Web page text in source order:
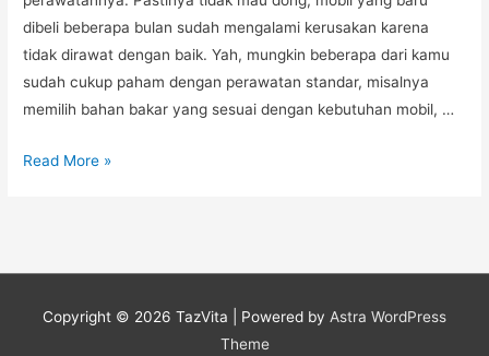
dibeli beberapa bulan sudah mengalami kerusakan karena
tidak dirawat dengan baik. Yah, mungkin beberapa dari kamu
sudah cukup paham dengan perawatan standar, misalnya
memilih bahan bakar yang sesuai dengan kebutuhan mobil, …
Lakukan
Read More »
Copyright © 2026 TazVita | Powered by Astra WordPress
Theme